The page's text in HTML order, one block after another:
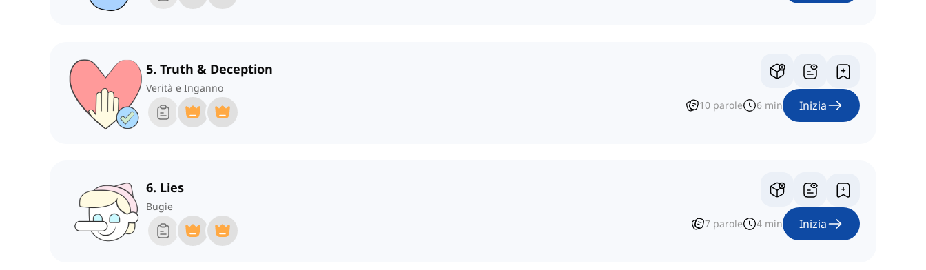
5. Truth & Deception
Verità e Inganno
10 parole 6 min Inizia
6. Lies
Bugie
7 parole 4 min Inizia